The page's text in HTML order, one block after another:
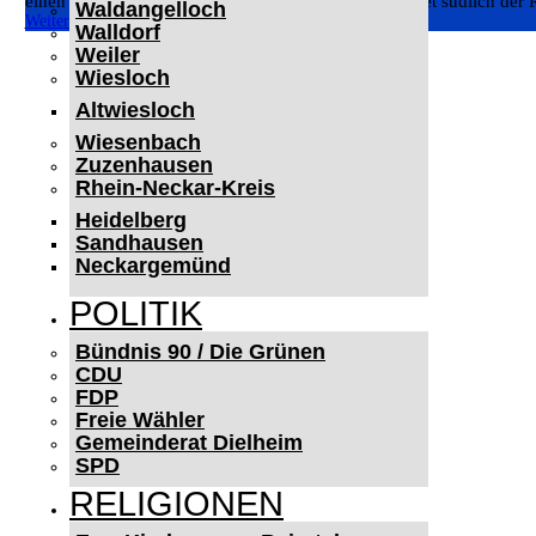
Waldangelloch
Walldorf
Weiler
Wiesloch
Altwiesloch
Wiesenbach
Zuzenhausen
Rhein-Neckar-Kreis
Heidelberg
Sandhausen
Neckargemünd
POLITIK
Bündnis 90 / Die Grünen
CDU
FDP
Freie Wähler
Gemeinderat Dielheim
SPD
RELIGIONEN
Weiterlesen